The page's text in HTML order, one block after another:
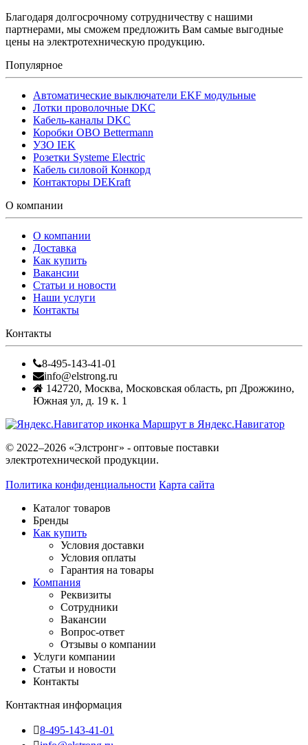
Благодаря долгосрочному сотрудничеству с нашими
партнерами, мы сможем предложить Вам самые выгодные
цены на электротехническую продукцию.
Популярное
Автоматические выключатели EKF модульные
Лотки проволочные DKC
Кабель-каналы DKC
Коробки OBO Bettermann
УЗО IEK
Розетки Systeme Electric
Кабель силовой Конкорд
Контакторы DEKraft
О компании
О компании
Доставка
Как купить
Вакансии
Статьи и новости
Наши услуги
Контакты
Контакты
8-495-143-41-01
info@elstrong.ru
142720, Москва, Московская область, рп Дрожжино,
Южная ул, д. 19 к. 1
Маршрут в Яндекс.Навигатор
© 2022–2026 «Элстронг» - оптовые поставки
электротехнической продукции.
Политика конфиденциальности Карта сайта
Каталог товаров
Бренды
Как купить
Условия доставки
Условия оплаты
Гарантия на товары
Компания
Реквизиты
Сотрудники
Вакансии
Вопрос-ответ
Отзывы о компании
Услуги компании
Статьи и новости
Контакты
Контактная информация
8-495-143-41-01